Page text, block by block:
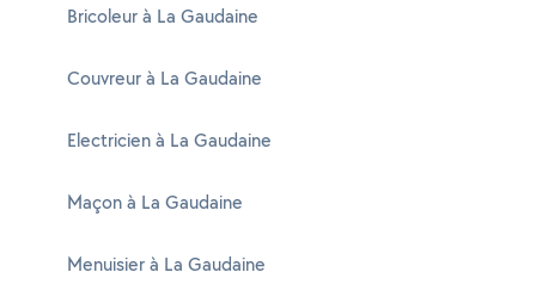
Bricoleur à La Gaudaine
Couvreur à La Gaudaine
Electricien à La Gaudaine
Maçon à La Gaudaine
Menuisier à La Gaudaine